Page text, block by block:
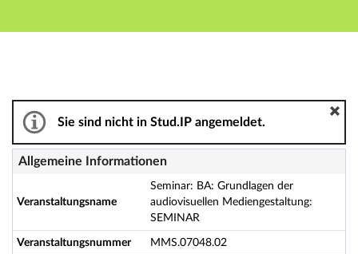
Hauptnavigation
Seminar: BA: Grundlagen der audiovisuellen
Sie sind nicht in Stud.IP angemeldet.
Allgemeine Informationen
Veranstaltungsname
Seminar: BA: Grundlagen der
audiovisuellen Mediengestaltung:
SEMINAR
Veranstaltungsnummer MMS.07048.02